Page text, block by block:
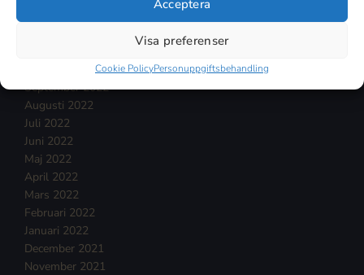
Acceptera
Visa preferenser
Cookie PolicyPersonuppgiftsbehandling
September 2022
Augusti 2022
Juli 2022
Juni 2022
Maj 2022
April 2022
Mars 2022
Februari 2022
Januari 2022
December 2021
November 2021